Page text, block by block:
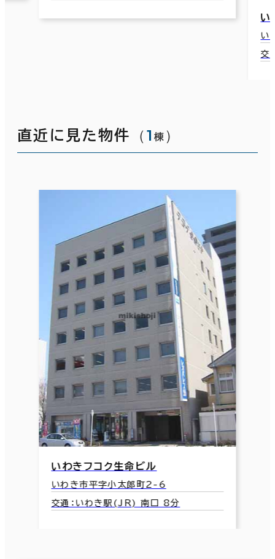
い
い
交
直近に見た物件 （1 棟 ）
いわきフコク生命ビル
いわき市平字小太郎町2-6
交通：いわき駅(JR) 南口 8分